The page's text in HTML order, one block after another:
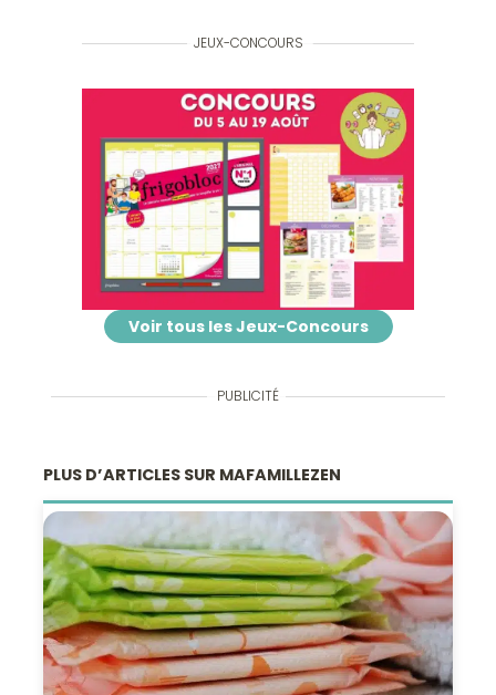
JEUX-CONCOURS
Voir tous les Jeux-Concours
PUBLICITÉ
PLUS D’ARTICLES SUR MAFAMILLEZEN